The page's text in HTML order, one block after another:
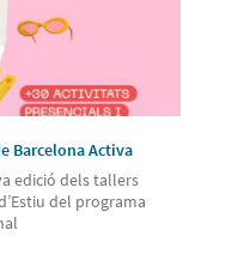
Barcelona Activa
edició dels tallers
del programa